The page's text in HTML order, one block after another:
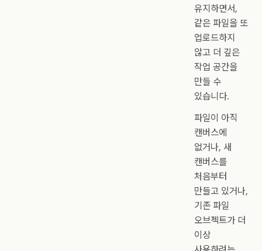
유지하면서,
같은 파일을 또
업로드하지
않고 더 깊은
작업 공간을
만들 수
있습니다.
파일이 아직
캔버스에
없거나, 새
캔버스를
처음부터
만들고 있거나,
기존 파일
오브젝트가 더
이상